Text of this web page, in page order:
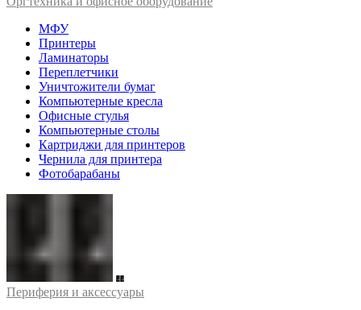
МФУ
Принтеры
Ламинаторы
Переплетчики
Уничтожители бумаг
Компьютерные кресла
Офисные стулья
Компьютерные столы
Картриджи для принтеров
Чернила для принтера
Фотобарабаны
Периферия и аксессуары